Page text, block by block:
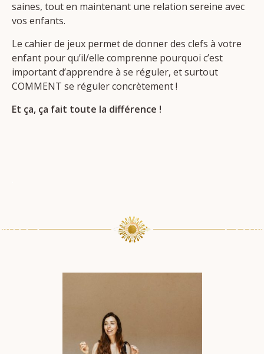
saines, tout en maintenant une relation sereine avec
vos enfants.
Le cahier de jeux permet de donner des clefs à votre
enfant pour qu’il/elle comprenne pourquoi c’est
important d’apprendre à se réguler, et surtout
COMMENT se réguler concrètement !
Et ça, ça fait toute la différence !